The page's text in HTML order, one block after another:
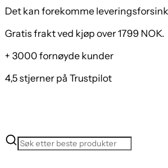
Det kan forekomme
Gratis frakt ved kjøp over 1799 NOK.
+ 3000 fornøyde kunder
4,5 stjerner på Trustpilot